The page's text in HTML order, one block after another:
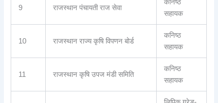
9 राजस्थान पंचायती राज सेवा
कनिष्ठ
सहायक
10 राजस्थान राज्य कृषि विपणन बोर्ड
कनिष्ठ
सहायक
11 राजस्थान कृषि उपज मंडी समिति
कनिष्ठ
सहायक